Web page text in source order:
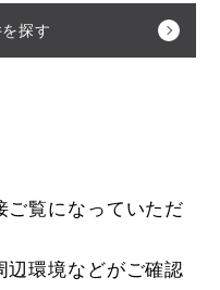
探す
ご覧になっていただ
辺環境などがご確認